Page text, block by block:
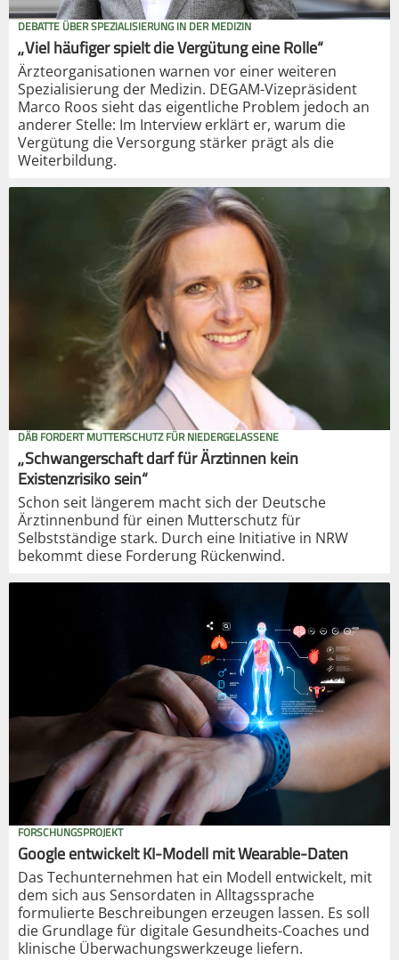
DEBATTE ÜBER SPEZIALISIERUNG IN DER MEDIZIN
„Viel häufiger spielt die Vergütung eine Rolle“
Ärzteorganisationen warnen vor einer weiteren
Spezialisierung der Medizin. DEGAM-Vizepräsident
Marco Roos sieht das eigentliche Problem jedoch an
anderer Stelle: Im Interview erklärt er, warum die
Vergütung die Versorgung stärker prägt als die
Weiterbildung.
DÄB FORDERT MUTTERSCHUTZ FÜR NIEDERGELASSENE
„Schwangerschaft darf für Ärztinnen kein
Existenzrisiko sein“
Schon seit längerem macht sich der Deutsche
Ärztinnenbund für einen Mutterschutz für
Selbstständige stark. Durch eine Initiative in NRW
bekommt diese Forderung Rückenwind.
FORSCHUNGSPROJEKT
Google entwickelt KI-Modell mit Wearable-Daten
Das Techunternehmen hat ein Modell entwickelt, mit
dem sich aus Sensordaten in Alltagssprache
formulierte Beschreibungen erzeugen lassen. Es soll
die Grundlage für digitale Gesundheits-Coaches und
klinische Überwachungswerkzeuge liefern.